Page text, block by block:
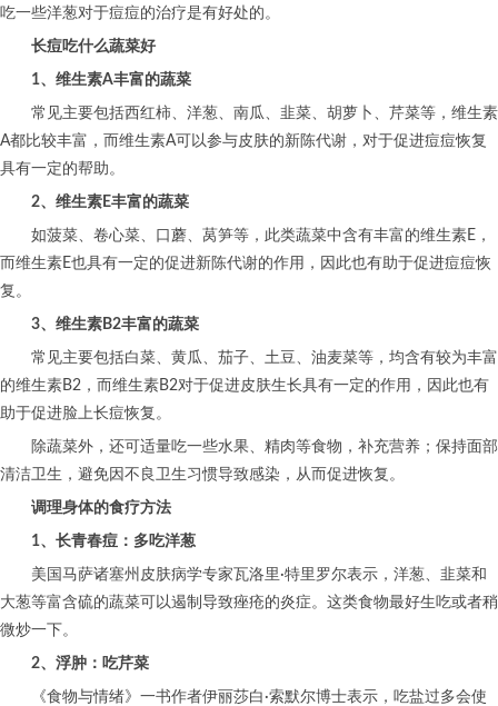
吃一些洋葱对于痘痘的治疗是有好处的。
长痘吃什么蔬菜好
1、维生素A丰富的蔬菜
常见主要包括西红柿、洋葱、南瓜、韭菜、胡萝卜、芹菜等，维生素
A都比较丰富，而维生素A可以参与皮肤的新陈代谢，对于促进痘痘恢复
具有一定的帮助。
2、维生素E丰富的蔬菜
如菠菜、卷心菜、口蘑、莴笋等，此类蔬菜中含有丰富的维生素E，
而维生素E也具有一定的促进新陈代谢的作用，因此也有助于促进痘痘恢
复。
3、维生素B2丰富的蔬菜
常见主要包括白菜、黄瓜、茄子、土豆、油麦菜等，均含有较为丰富
的维生素B2，而维生素B2对于促进皮肤生长具有一定的作用，因此也有
助于促进脸上长痘恢复。
除蔬菜外，还可适量吃一些水果、精肉等食物，补充营养；保持面部
清洁卫生，避免因不良卫生习惯导致感染，从而促进恢复。
调理身体的食疗方法
1、长青春痘：多吃洋葱
美国马萨诸塞州皮肤病学专家瓦洛里·特里罗尔表示，洋葱、韭菜和
大葱等富含硫的蔬菜可以遏制导致痤疮的炎症。这类食物最好生吃或者稍
微炒一下。
2、浮肿：吃芹菜
《食物与情绪》一书作者伊丽莎白·索默尔博士表示，吃盐过多会使